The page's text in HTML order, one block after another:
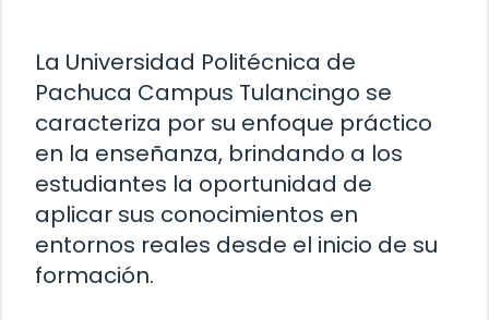
La Universidad Politécnica de
Pachuca Campus Tulancingo se
caracteriza por su enfoque práctico
en la enseñanza, brindando a los
estudiantes la oportunidad de
aplicar sus conocimientos en
entornos reales desde el inicio de su
formación.